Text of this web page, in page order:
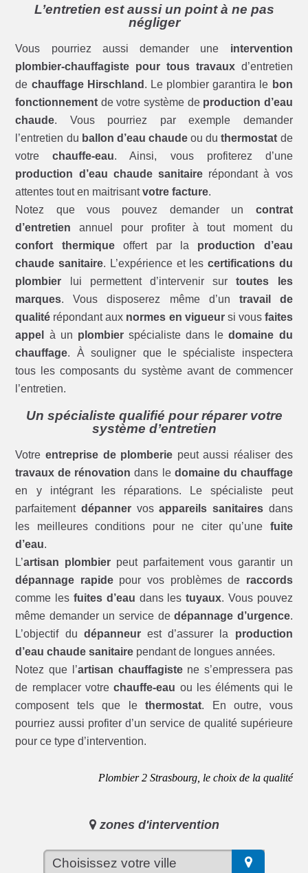
L’entretien est aussi un point à ne pas
négliger
Vous pourriez aussi demander une intervention
plombier-chauffagiste pour tous travauxd’entretien
de chauffage Hirschland . Le plombier garantira le bon
fonctionnement de votre système de production d’eau
chaude. Vous pourriez par exemple demander
l’entretien du ballon d’eau chaude ou duthermostat de
votrechauffe-eau. Ainsi, vous profiterez d’une
production d’eau chaude sanitaire répondant à vos
attentes tout en maitrisantvotre facture.
Notez que vous pouvez demander un contrat
d’entretien annuel pour profiter à tout moment du
confort thermiqueoffert par la production d’eau
chaude sanitaire. L’expérience et les certifications du
plombier lui permettent d’intervenir surtoutes les
marques. Vous disposerez même d’un travail de
qualité répondant aux normes en vigueursi vous faites
appel
à un plombierspécialiste dans ledomaine du
chauffage. À souligner que le spécialiste inspectera
tous les composants du système avant de commencer
l’entretien.
Un spécialiste qualifié pour réparer votre
système d’entretien
Votreentreprise de plomberie peut aussi réaliser des
travaux de rénovation dans le domaine du chauffage
en y intégrant les réparations. Le spécialiste peut
parfaitementdépanner vosappareils sanitairesdans
les meilleures conditions pour ne citer qu’une fuite
d’eau.
L’artisan plombier peut parfaitement vous garantir un
dépannage rapidepour vos problèmes de raccords
comme les fuites d’eau dans lestuyaux. Vous pouvez
même demander un service dedépannage d’urgence.
L’objectif du dépanneurest d’assurer la production
d’eau chaude sanitaire pendant de longues années.
Notez que l’artisan chauffagistene s’empressera pas
de remplacer votrechauffe-eau ou les éléments qui le
composent tels que lethermostat. En outre, vous
pourriez aussi profiter d’un service de qualité supérieure
pour ce type d’intervention.
Plombier 2 Strasbourg, le choix de la qualité
zones d'intervention